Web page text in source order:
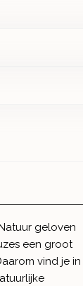
geloven
een groot
vind je in